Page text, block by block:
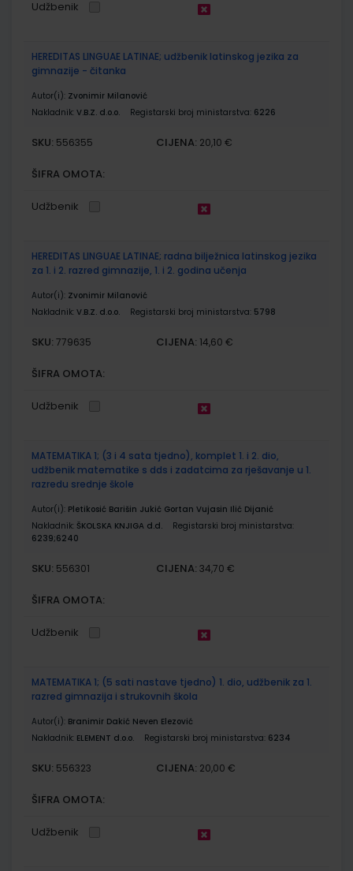
Udžbenik
HEREDITAS LINGUAE LATINAE; udžbenik latinskog jezika za
gimnazije - čitanka
Autor(i): Zvonimir Milanović
Nakladnik: V.B.Z. d.o.o. Registarski broj ministarstva: 6226
SKU: 556355 CIJENA: 20,10 €
ŠIFRA OMOTA:
Udžbenik
HEREDITAS LINGUAE LATINAE; radna bilježnica latinskog jezika
za 1. i 2. razred gimnazije, 1. i 2. godina učenja
Autor(i): Zvonimir Milanović
Nakladnik: V.B.Z. d.o.o. Registarski broj ministarstva: 5798
SKU: 779635 CIJENA: 14,60 €
ŠIFRA OMOTA:
Udžbenik
MATEMATIKA 1; (3 i 4 sata tjedno), komplet 1. i 2. dio,
udžbenik matematike s dds i zadatcima za rješavanje u 1.
razredu srednje škole
Autor(i): Pletikosić Barišin Jukić Gortan Vujasin Ilić Dijanić
Nakladnik: ŠKOLSKA KNJIGA d.d.
Registarski broj ministarstva:
6239;6240
SKU: 556301 CIJENA: 34,70 €
ŠIFRA OMOTA:
Udžbenik
MATEMATIKA 1; (5 sati nastave tjedno) 1. dio, udžbenik za 1.
razred gimnazija i strukovnih škola
Autor(i): Branimir Dakić Neven Elezović
Nakladnik: ELEMENT d.o.o. Registarski broj ministarstva: 6234
SKU: 556323 CIJENA: 20,00 €
ŠIFRA OMOTA:
Udžbenik